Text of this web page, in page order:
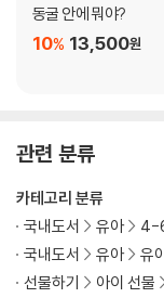
동굴 안에 뭐야?
13,500원
10%
관련 분류
카테고리 분류
국내도서
유아 4-
국내도서
유아 유
선물하기
아이 선물